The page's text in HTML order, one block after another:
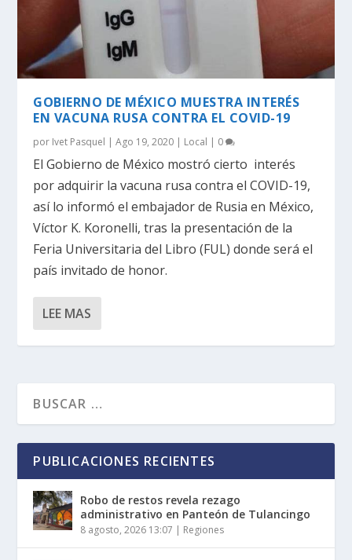
GOBIERNO DE MÉXICO MUESTRA INTERÉS
EN VACUNA RUSA CONTRA EL COVID-19
por Ivet Pasquel |Ago 19, 2020 | Local | 0
El Gobierno de México mostró cierto interés
por adquirir la vacuna rusa contra el COVID-19,
así lo informó el embajador de Rusia en México,
Víctor K. Koronelli, tras la presentación de la
Feria Universitaria del Libro (FUL) donde será el
país invitado de honor.
LEE MAS
PUBLICACIONES RECIENTES
Robo de restos revela rezago
administrativo en Panteón de Tulancingo
8 agosto, 2026 13:07 | Regiones